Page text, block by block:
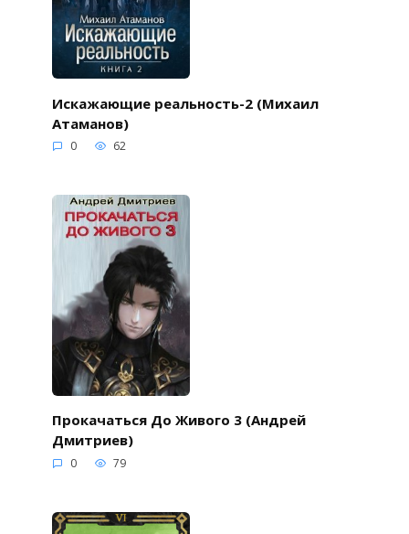
Искажающие реальность-2 (Михаил
Атаманов)
0 62
Прокачаться До Живого 3 (Андрей
Дмитриев)
0 79